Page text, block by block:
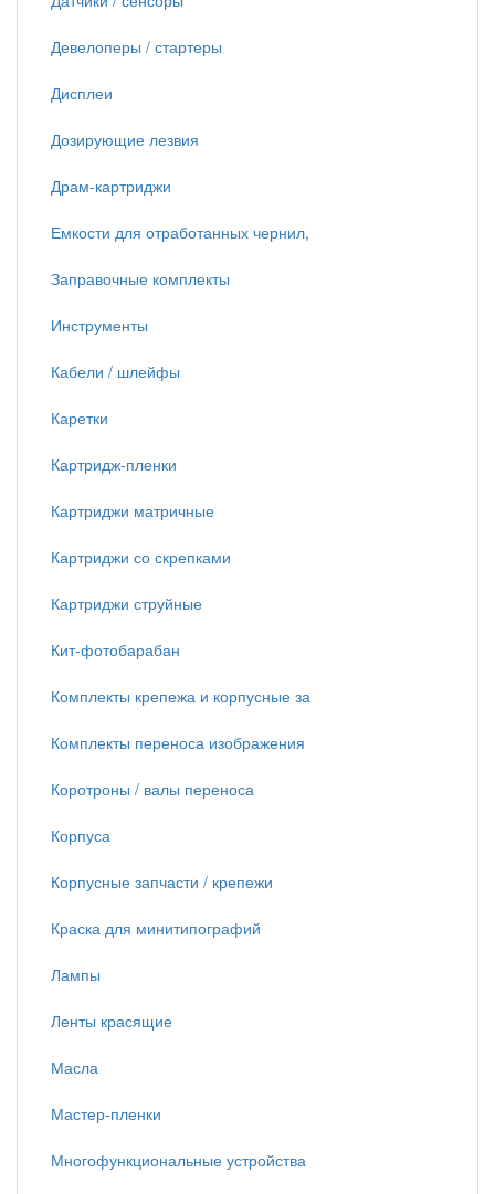
Девелоперы / стартеры
Дисплеи
Дозирующие лезвия
Драм-картриджи
Емкости для отработанных чернил,
Заправочные комплекты
Инструменты
Кабели / шлейфы
Каретки
Картридж-пленки
Картриджи матричные
Картриджи со скрепками
Картриджи струйные
Кит-фотобарабан
Комплекты крепежа и корпусные за
Комплекты переноса изображения
Коротроны / валы переноса
Корпуса
Корпусные запчасти / крепежи
Краска для минитипографий
Лампы
Ленты красящие
Масла
Мастер-пленки
Многофункциональные устройства